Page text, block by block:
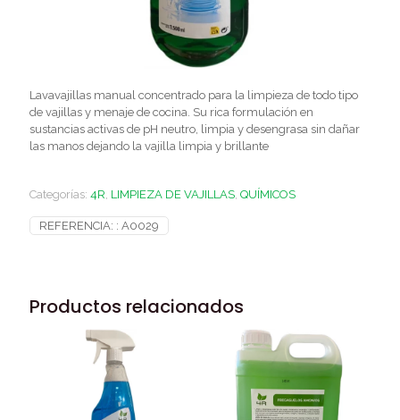
Lavavajillas manual concentrado para la limpieza de todo tipo
de vajillas y menaje de cocina. Su rica formulación en
sustancias activas de pH neutro, limpia y desengrasa sin dañar
las manos dejando la vajilla limpia y brillante
Categorías: 4R, LIMPIEZA DE VAJILLAS, QUÍMICOS
REFERENCIA: : A0029
Productos relacionados